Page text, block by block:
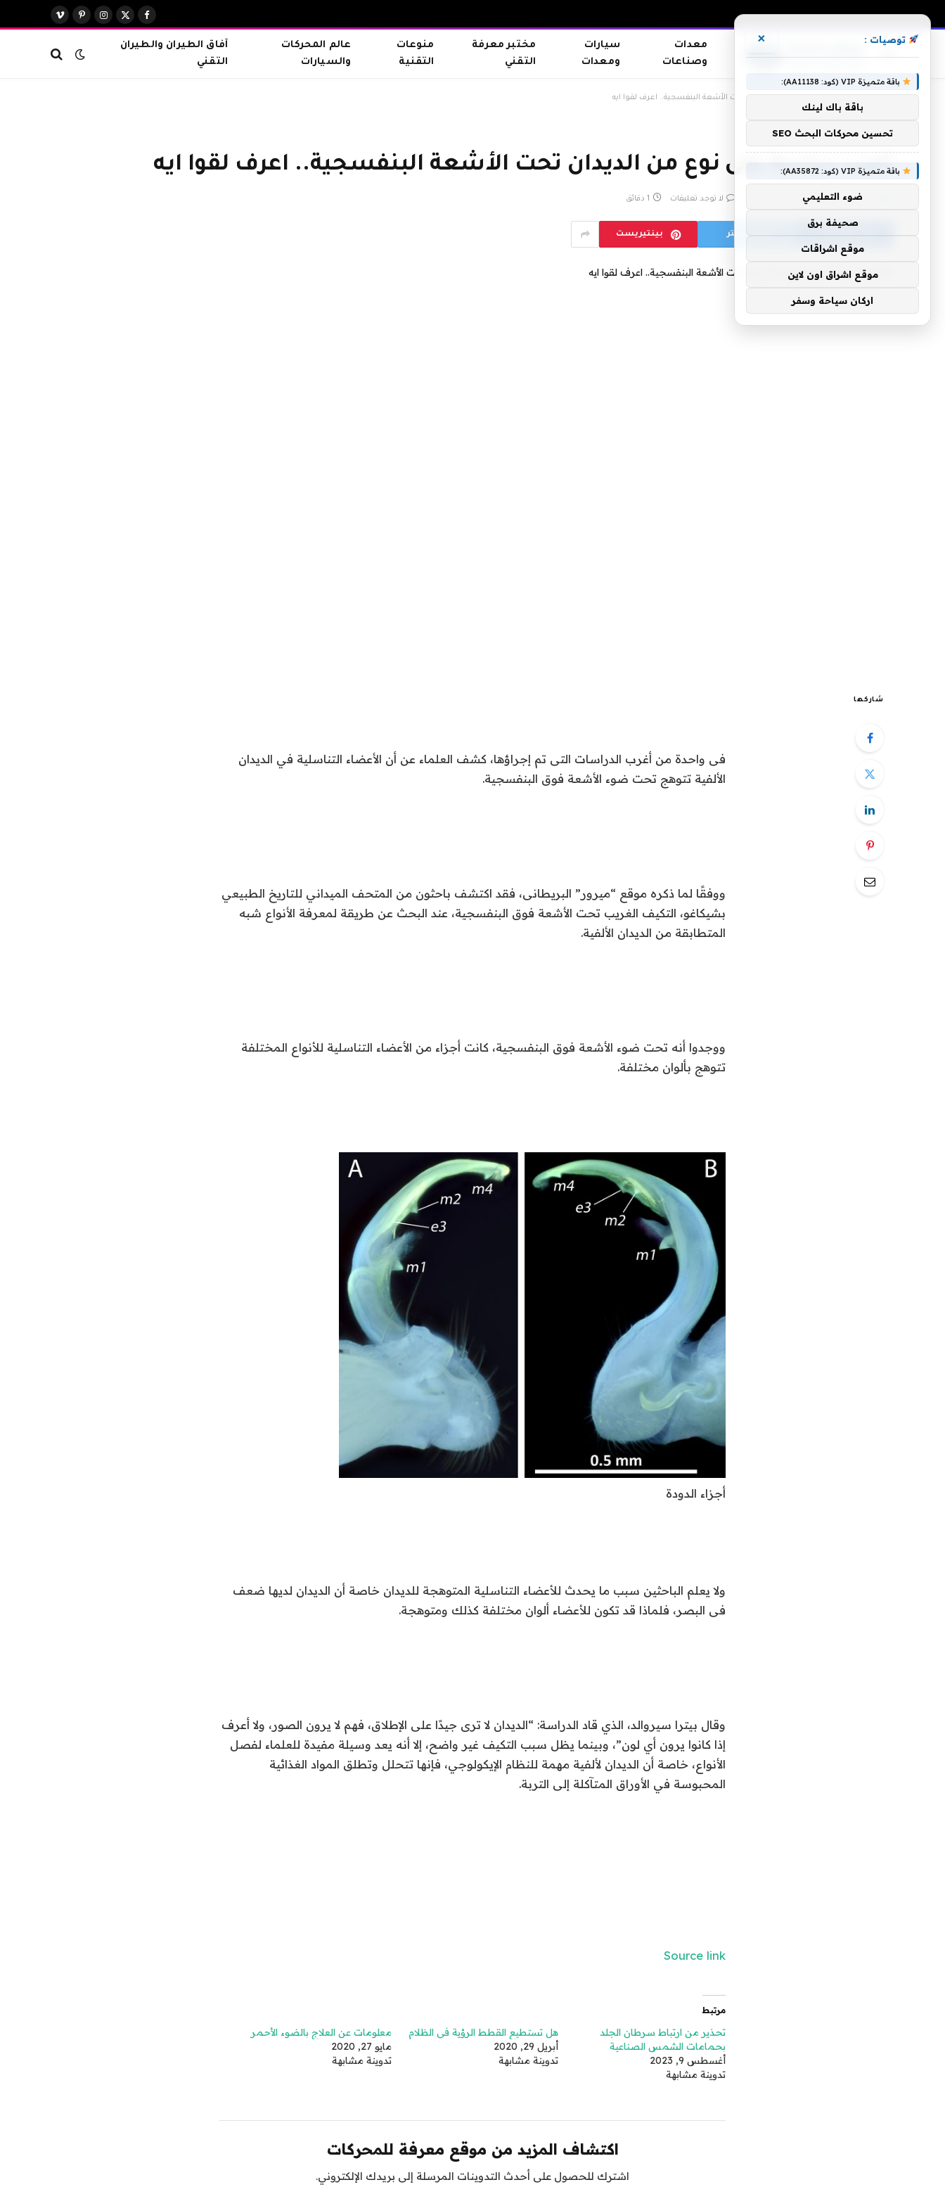
فيسبوك
X
الانستغرامبينتيريست
فيميو
معدات
وصناعات
سيارات
ومعدات
مختبر معرفة
التقني
منوعات
التقنية
عالم المحركات
والسيارات
آفاق الطيران والطيران
التقني
أغرب دراسة على نوع من الديدان تحت الأشعة البنفسجية.. اعرف لقوا ايه
أغرب دراسة على نوع من الديدان تحت الأشعة البنفسجية.. اعرف لقوا ايه
بواسطة eshrag لا توجد تعليقات 1 دقائق
تويتر بينتيريست
شاركها
فى واحدة من أغرب الدراسات التى تم إجراؤها، كشف العلماء عن أن الأعضاء التناسلية في الديدان
الألفية تتوهج تحت ضوء الأشعة فوق البنفسجية.
ووفقًا لما ذكره موقع “ميرور” البريطانى، فقد اكتشف باحثون من المتحف الميداني للتاريخ الطبيعي
بشيكاغو، التكيف الغريب تحت الأشعة فوق البنفسجية، عند البحث عن طريقة لمعرفة الأنواع شبه
المتطابقة من الديدان الألفية.
ووجدوا أنه تحت ضوء الأشعة فوق البنفسجية، كانت أجزاء من الأعضاء التناسلية للأنواع المختلفة
تتوهج بألوان مختلفة.
أجزاء الدودة
ولا يعلم الباحثين سبب ما يحدث للأعضاء التناسلية المتوهجة للديدان خاصة أن الديدان لديها ضعف
فى البصر، فلماذا قد تكون للأعضاء ألوان مختلفة كذلك ومتوهجة.
وقال بيترا سيروالد، الذي قاد الدراسة: “الديدان لا ترى جيدًا على الإطلاق، فهم لا يرون الصور، ولا أعرف
إذا كانوا يرون أي لون”، وبينما يظل سبب التكيف غير واضح، إلا أنه يعد وسيلة مفيدة للعلماء لفصل
الأنواع، خاصة أن الديدان لألفية مهمة للنظام الإيكولوجي، فإنها تتحلل وتطلق المواد الغذائية
المحبوسة في الأوراق المتآكلة إلى التربة.
Source link
مرتبط
تحذير من ارتباط سرطان الجلد
بحمامات الشمس الصناعية
أغسطس 9, 2023
تدوينة مشابهة
هل تستطيع القطط الرؤية في الظلام
أبريل 29, 2020
تدوينة مشابهة
معلومات عن العلاج بالضوء الأحمر
مايو 27, 2020
تدوينة مشابهة
اكتشاف المزيد من موقع معرفة للمحركات
اشترك للحصول على أحدث التدوينات المرسلة إلى بريدك الإلكتروني.
توصيات : ×
باقة متميزة VIP (كود: AA11138):
باقة باك لينك
تحسين محركات البحث SEO
باقة متميزة VIP (كود: AA35872):
ضوء التعليمي
صحيفة برق
موقع اشراقات
موقع اشراق اون لاين
اركان سياحة وسفر